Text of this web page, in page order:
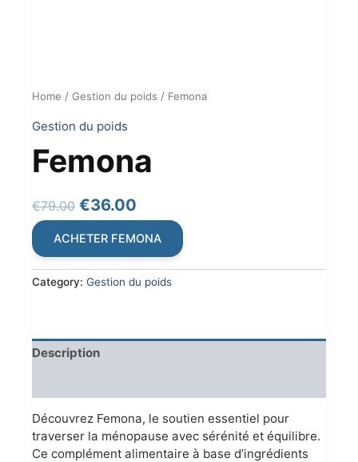
Home / Gestion du poids / Femona
Gestion du poids
Femona
€79.00 Original
€79.00.
€36.00
price
€36.00.
ACHETER FEMONA
Category: Gestion du poids
Description
Découvrez Femona, le soutien essentiel pour
traverser la ménopause avec sérénité et équilibre.
Ce complément alimentaire à base d’ingrédients